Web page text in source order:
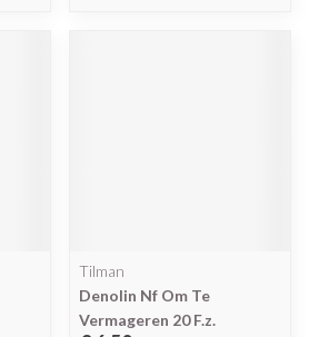
Tilman
Denolin Nf Om Te
Vermageren 20 F.z.